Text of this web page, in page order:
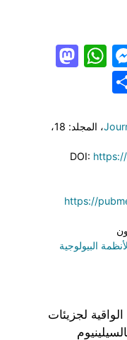
Share
، المجلد: 18
،
DOI:
https://
البيولوجية
لجزيئات